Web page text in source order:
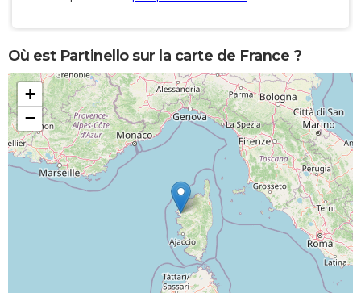
Où est Partinello sur la carte de France ?
+
−